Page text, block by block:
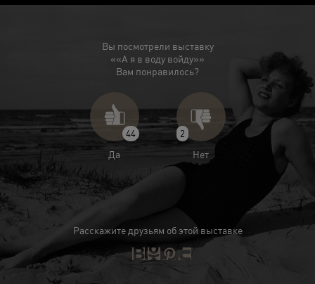
Вы посмотрели выставку
««А я в воду войду»»
Вам понравилось?
44
Да
2
Нет
Расскажите друзьям об этой выставке